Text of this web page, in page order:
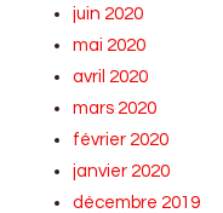
juin 2020
mai 2020
avril 2020
mars 2020
février 2020
janvier 2020
décembre 2019